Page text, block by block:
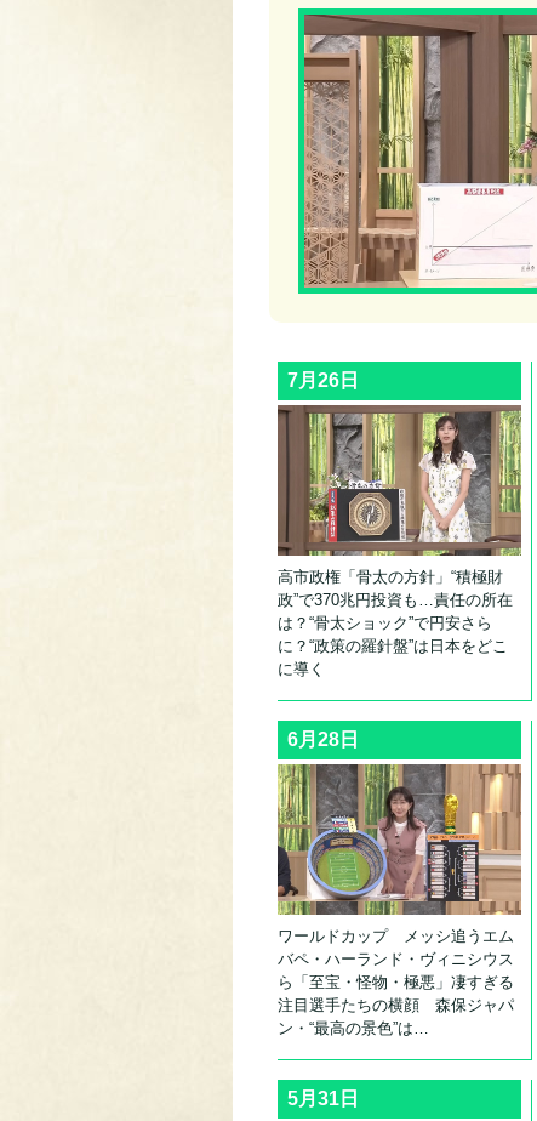
7月26日
高市政権「骨太の方針」“積極財
政”で370兆円投資も…責任の所在
は？“骨太ショック”で円安さら
に？“政策の羅針盤”は日本をどこ
に導く
6月28日
ワールドカップ メッシ追うエム
バペ・ハーランド・ヴィニシウス
ら「至宝・怪物・極悪」凄すぎる
注目選手たちの横顔 森保ジャパ
ン・“最高の景色”は…
5月31日